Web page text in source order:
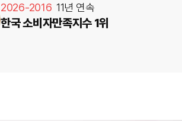
2026-2016 11년 연속
한국 소비자만족지수 1위